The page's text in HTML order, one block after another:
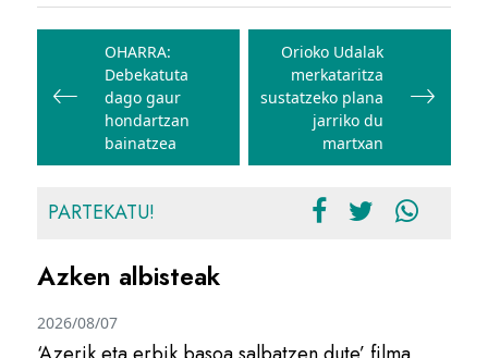
Bidalketetan
zehar
nabigatu
OHARRA:
Debekatuta
dago gaur
hondartzan
bainatzea
Orioko Udalak
merkataritza
sustatzeko plana
jarriko du
martxan
PARTEKATU!
Azken albisteak
2026/08/07